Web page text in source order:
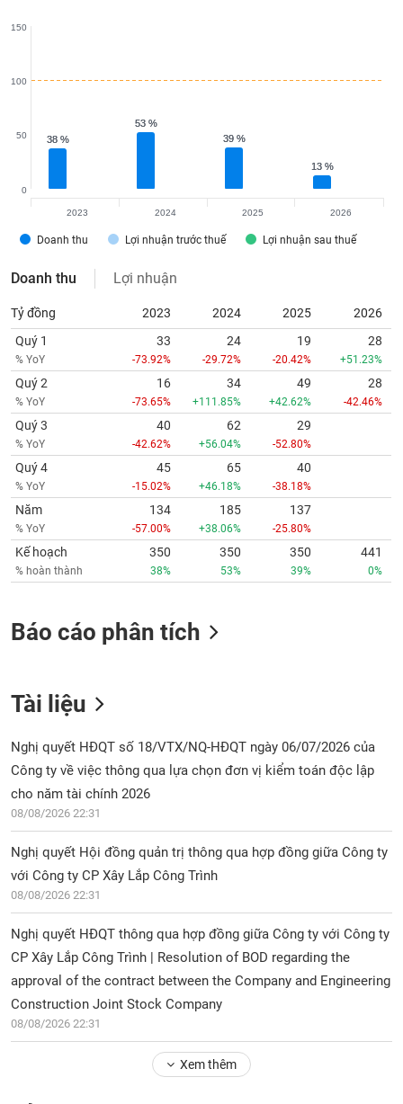
38 %
38 %
53 %
53 %
39 %
39 %
13 %
13 %
Doanh thu Lợi nhuận trước thuế Lợi nhuận sau thuế
0
50
100
150
2023 2024 2025 2026
Doanh thu Lợi nhuận
Tỷ đồng 2023 2024 2025
2026
Quý 1
% YoY
33
-73.92%
24
-29.72%
19
-20.42%
28
+51.23%
Quý 2
% YoY
16
-73.65%
34
+111.85%
49
+42.62%
28
-42.46%
Quý 3
% YoY
40
-42.62%
62
+56.04%
29
-52.80%
Quý 4
% YoY
45
-15.02%
65
+46.18%
40
-38.18%
Năm
% YoY
134
-57.00%
185
+38.06%
137
-25.80%
Kế hoạch
% hoàn thành
350
38%
350
53%
350
39%
441
0%
Báo cáo phân tích
Tài liệu
Nghị quyết HĐQT số 18/VTX/NQ-HĐQT ngày 06/07/2026 của
Công ty về việc thông qua lựa chọn đơn vị kiểm toán độc lập
cho năm tài chính 2026
08/08/2026 22:31
Nghị quyết Hội đồng quản trị thông qua hợp đồng giữa Công ty
với Công ty CP Xây Lắp Công Trình
08/08/2026 22:31
Nghị quyết HĐQT thông qua hợp đồng giữa Công ty với Công ty
CP Xây Lắp Công Trình | Resolution of BOD regarding the
approval of the contract between the Company and Engineering
Construction Joint Stock Company
08/08/2026 22:31
Xem thêm